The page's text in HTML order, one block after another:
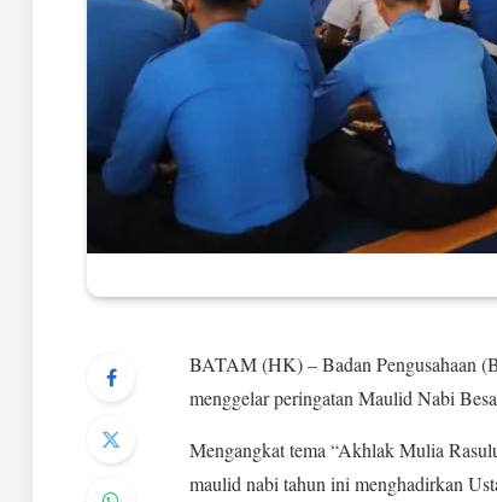
BATAM (HK) – Badan Pengusahaan
menggelar peringatan Maulid Nabi
Mengangkat tema “Akhlak Mulia
maulid nabi tahun ini menghadirkan